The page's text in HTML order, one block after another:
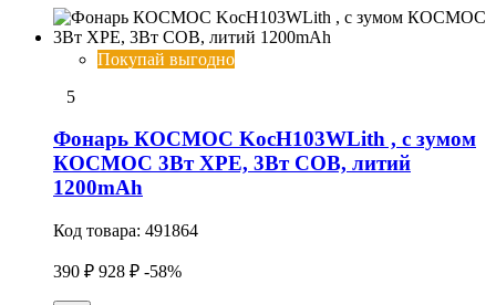
Покупай выгодно
5
Фонарь КОСМОС KocH103WLith , с зумом
КОСМОС 3Вт ХРЕ, 3Вт СОВ, литий
1200mAh
Код товара: 491864
390 ₽ 928 ₽ -58%